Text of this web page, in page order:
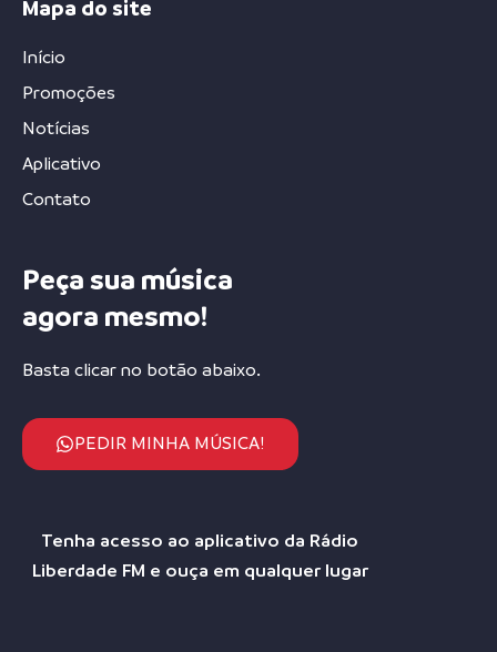
Mapa do site
Início
Promoções
Notícias
Aplicativo
Contato
Peça sua música
agora mesmo!
Basta clicar no botão abaixo.
PEDIR MINHA MÚSICA!
Tenha acesso ao aplicativo da Rádio
Liberdade FM e ouça em qualquer lugar